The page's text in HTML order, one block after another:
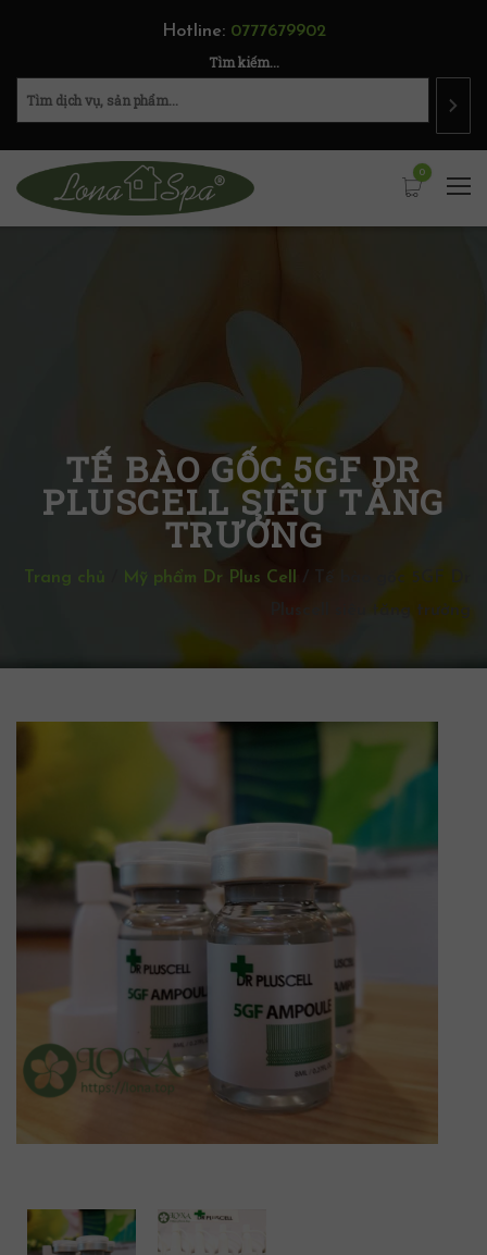
Hotline: 0777679902
Tìm kiếm...
0
TẾ BÀO GỐC 5GF DR
PLUSCELL SIÊU TĂNG
TRƯỞNG
Trang chủ Mỹ phẩm Dr Plus Cell /
Tế bào gốc 5GF Dr
Pluscell siêu tăng trưởng